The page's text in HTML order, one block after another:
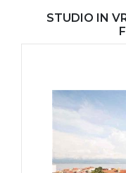
STUDIO IN